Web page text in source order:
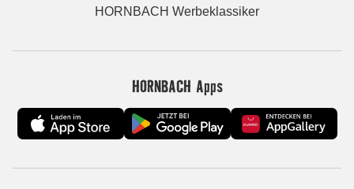
HORNBACH Werbeklassiker
HORNBACH Apps